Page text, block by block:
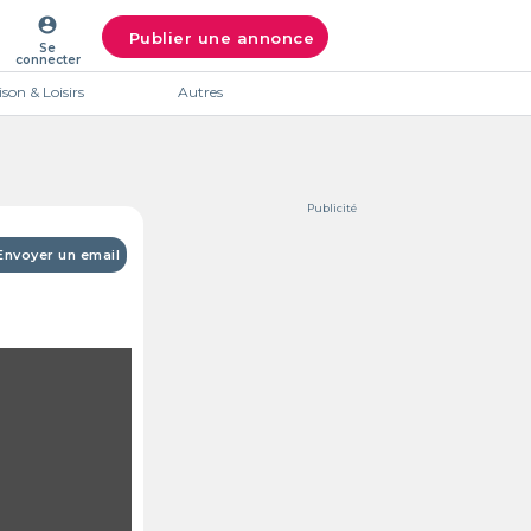
account_circle
Se
connecter
Publier une annonce
& Loisirs Autres
un email
Publicité